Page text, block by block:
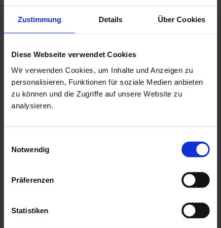
Zustimmung Details Über Cookies
Diese Webseite verwendet Cookies
Wir verwenden Cookies, um Inhalte und Anzeigen zu
personalisieren, Funktionen für soziale Medien anbieten
zu können und die Zugriffe auf unsere Website zu
analysieren.
Notwendig
Präferenzen
Statistiken
Drückergarnitur & Profilzylinderschloss für Doppeltür
18,5 mm Nut & Feder Holz für Dachbereich
ohne Fussboden & Unterkonstruktion
mit Echtglaseinsätzen als kostenlose Beigabe